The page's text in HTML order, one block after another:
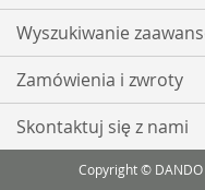
Wyszukiwanie
Zamówienia i zwroty
Skontaktuj się z nami
Copyright ©